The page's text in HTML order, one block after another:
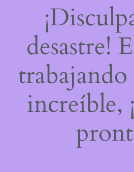
desastre!
increíble,